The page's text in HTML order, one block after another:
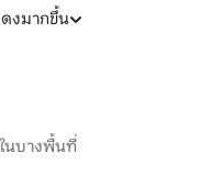
งมากขึ้น
นบางพื้นที่